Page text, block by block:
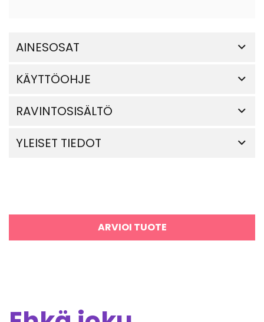
AINESOSAT
KÄYTTÖOHJE
RAVINTOSISÄLTÖ
YLEISET TIEDOT
ARVIOI TUOTE